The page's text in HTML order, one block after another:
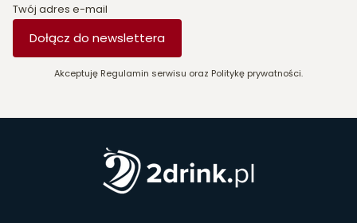
Twój adres e-mail
Dołącz do newslettera
Akceptuję Regulamin serwisu oraz Politykę prywatności.